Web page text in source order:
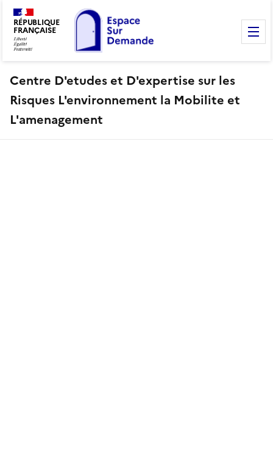
RÉPUBLIQUE
FRANÇAISE
Centre D'etudes et D'expertise sur les
Risques L'environnement la Mobilite et
L'amenagement